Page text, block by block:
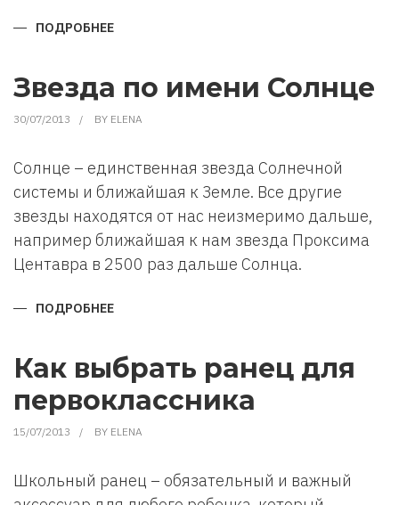
ПОДРОБНЕЕ
Звезда по имени Солнце
30/07/2013 BY ELENA
Солнце – единственная звезда Солнечной
системы и ближайшая к Земле. Все другие
звезды находятся от нас неизмеримо дальше,
например ближайшая к нам звезда Проксима
Центавра в 2500 раз дальше Солнца.
ПОДРОБНЕЕ
СОЛНЦЕ
Как выбрать ранец для
первоклассника
15/07/2013 BY ELENA
Школьный ранец – обязательный и важный